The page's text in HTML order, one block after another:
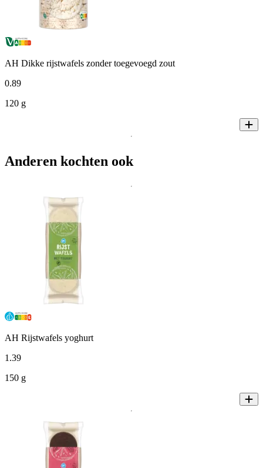
AH Dikke rijstwafels zonder toegevoegd zout
0.89
120 g
Anderen kochten ook
AH Rijstwafels yoghurt
1 .39
150 g